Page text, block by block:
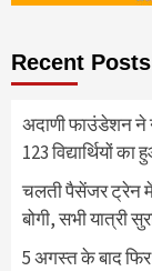
Recent Posts
अदाणी फाउंडेशन ने
123 विद्यार्थियों का
चलती पैसेंजर ट्रेन
बोगी, सभी यात्री
5 अगस्त के बाद